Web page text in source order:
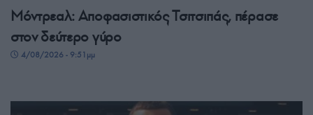
Μόντρεαλ: Αποφασιστικός Τσιτσιπάς, πέρασε
στον δεύτερο γύρο
4/08/2026 - 9:51μμ